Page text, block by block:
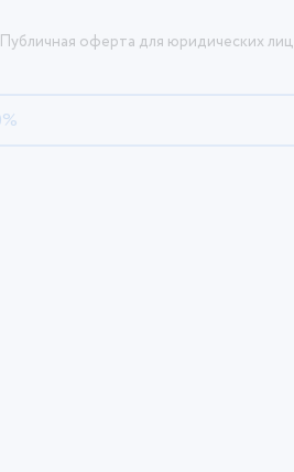
Публичная оферта для юридических лиц